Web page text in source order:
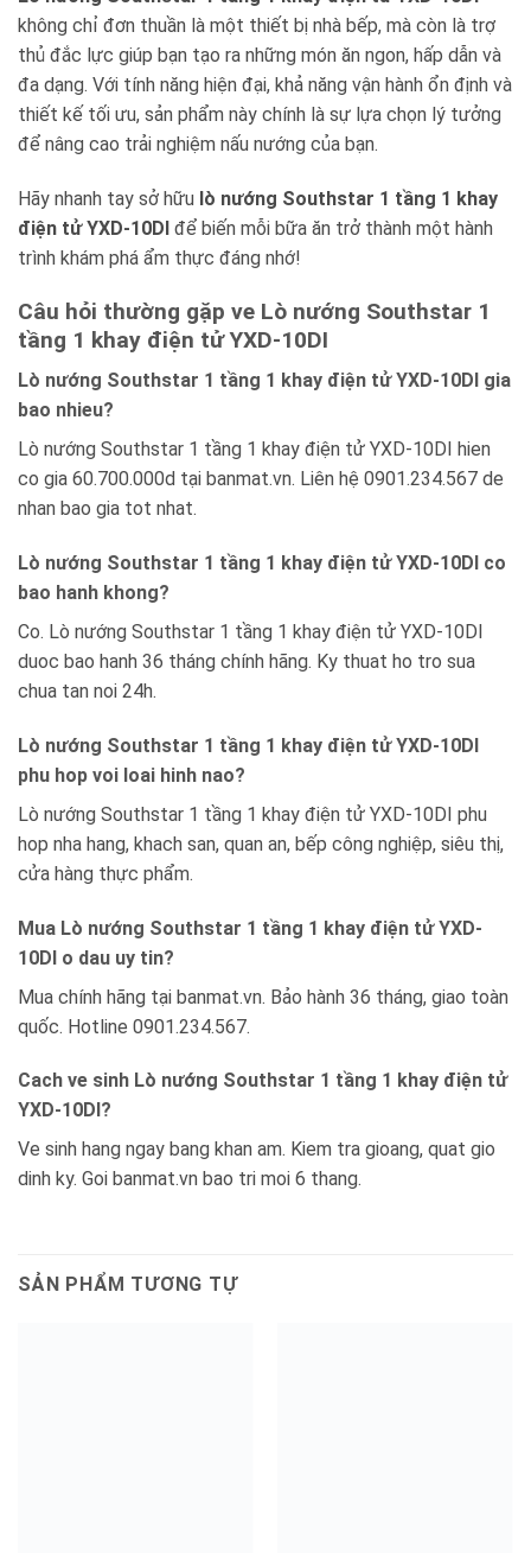
không chỉ đơn thuần là một thiết bị nhà bếp, mà còn là trợ
thủ đắc lực giúp bạn tạo ra những món ăn ngon, hấp dẫn và
đa dạng. Với tính năng hiện đại, khả năng vận hành ổn định và
thiết kế tối ưu, sản phẩm này chính là sự lựa chọn lý tưởng
để nâng cao trải nghiệm nấu nướng của bạn.
Hãy nhanh tay sở hữu lò nướng Southstar 1 tầng 1 khay
điện tử YXD-10DI để biến mỗi bữa ăn trở thành một hành
trình khám phá ẩm thực đáng nhớ!
Câu hỏi thường gặp ve Lò nướng Southstar 1
tầng 1 khay điện tử YXD-10DI
Lò nướng Southstar 1 tầng 1 khay điện tử YXD-10DI gia
bao nhieu?
Lò nướng Southstar 1 tầng 1 khay điện tử YXD-10DI hien
co gia 60.700.000d tại banmat.vn. Liên hệ 0901.234.567 de
nhan bao gia tot nhat.
Lò nướng Southstar 1 tầng 1 khay điện tử YXD-10DI co
bao hanh khong?
Co. Lò nướng Southstar 1 tầng 1 khay điện tử YXD-10DI
duoc bao hanh 36 tháng chính hãng. Ky thuat ho tro sua
chua tan noi 24h.
Lò nướng Southstar 1 tầng 1 khay điện tử YXD-10DI
phu hop voi loai hinh nao?
Lò nướng Southstar 1 tầng 1 khay điện tử YXD-10DI phu
hop nha hang, khach san, quan an, bếp công nghiệp, siêu thị,
cửa hàng thực phẩm.
Mua Lò nướng Southstar 1 tầng 1 khay điện tử YXD-
10DI o dau uy tin?
Mua chính hãng tại banmat.vn. Bảo hành 36 tháng, giao toàn
quốc. Hotline 0901.234.567.
Cach ve sinh Lò nướng Southstar 1 tầng 1 khay điện tử
YXD-10DI?
Ve sinh hang ngay bang khan am. Kiem tra gioang, quat gio
dinh ky. Goi banmat.vn bao tri moi 6 thang.
SẢN PHẨM TƯƠNG TỰ